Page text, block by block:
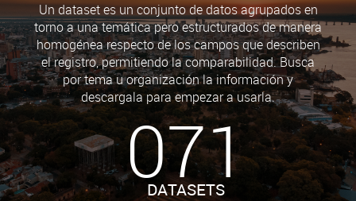
Un dataset es un conjunto de datos agrupados en
torno a una temática pero estructurados de manera
homogénea respecto de los campos que describen
el registro, permitiendo la comparabilidad. Busca
por tema u organización la información y
descargala para empezar a usarla.
071
DATASETS